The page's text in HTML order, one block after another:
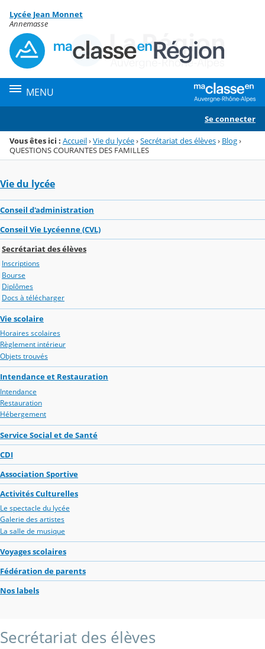
Menu de la rubrique
Contenu
Lycée Jean Monnet
Annemasse
MENU
Se connecter
Vous êtes ici : Accueil›Vie du lycée›Secrétariat des élèves› Blog›
QUESTIONS COURANTES DES FAMILLES
Vie du lycée
Conseil d'administration
Conseil Vie Lycéenne (CVL)
Secrétariat des élèves
Inscriptions
Bourse
Diplômes
Docs à télécharger
Vie scolaire
Horaires scolaires
Règlement intérieur
Objets trouvés
Intendance et Restauration
Intendance
Restauration
Hébergement
Service Social et de Santé
CDI
Association Sportive
Activités Culturelles
Le spectacle du lycée
Galerie des artistes
La salle de musique
Voyages scolaires
Fédération de parents
Nos labels
Secrétariat des élèves